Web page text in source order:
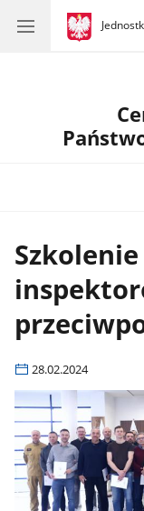
gov.pl
gov.pl
28.02.2024